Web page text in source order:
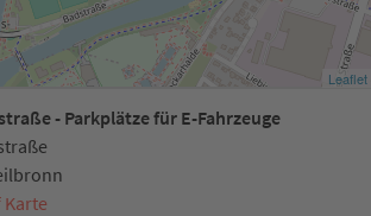
Leaflet
- Parkplätze für E-Fahrzeuge
Karte